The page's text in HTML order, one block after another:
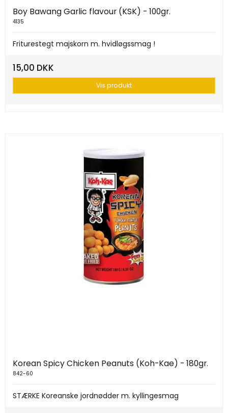
Boy Bawang Garlic flavour (KSK) - 100gr.
4135
Friturestegt majskorn m. hvidløgssmag !
15,00 DKK
Vis produkt
Korean Spicy Chicken Peanuts (Koh-Kae) - 180gr.
842-60
STÆRKE Koreanske jordnødder m. kyllingesmag